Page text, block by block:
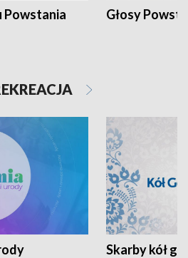
Powstania
Głosy
Skarby kół